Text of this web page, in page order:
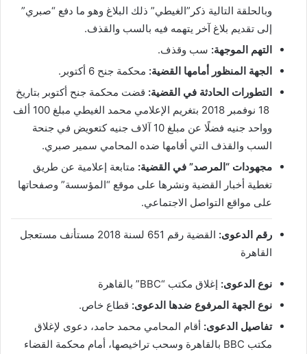
وبالحلقة التالية ذكر”الغيطي” ذلك البلاغ وهو ما دفع “صبري”
إلى تقديم بلاغ آخر يتهمه فيه بالسب والقذف.
التهم الموجهة: سب وقذف.
الجهة المنظور أمامها القضية: محكمة جنح 6 أكتوبر.
التطورات الحادثة في القضية: قضت محكمة جنح أكتوبر بتاريخ
18 نوفمبر 2018 بتغريم الإعلامي محمد الغيطي مبلغ 100 ألف
وواحد جنيه فضلًا عن مبلغ 10 آلاف جنيه كتعويض في جنحة
السب والقذف التي أقامها ضده المحامي سمير صبري.
مجهودات “المرصد” في القضية: متابعة إعلامية عن طريق
تغطية أخبار القضية ونشرها على موقع “المؤسسة” وصفحاتها
على مواقع التواصل الاجتماعي.
رقم الدعوى:
القضية رقم 651 لسنة 2018 مستأنف مستعجل
القاهرة
نوع الدعوى: إغلاق مكتب “BBC” بالقاهرة
نوع الجهة المرفوع ضدها الدعوى: قطاع خاص.
تفاصيل الدعوى: أقام المحامي محمد حامد، دعوى لإغلاق
مكتب BBC بالقاهرة وسحب تراخيصها، أمام محكمة القضاء